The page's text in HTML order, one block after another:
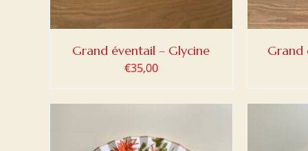
Grand éventail – Glycine
€35,00
Grand